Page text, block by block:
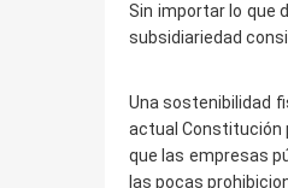
Sin importar lo que
subsidiariedad
Una sostenibilidad
actual Constitución
que las empresas
las pocas